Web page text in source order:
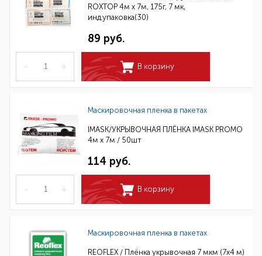
ROXTOP 4м х 7м, 175г, 7 мк,
инд.упаковка(30)
89 руб.
– + В корзину
Маскировочная пленка в пакетах
IMASK/УКРЫВОЧНАЯ ПЛЁНКА IMASK PROMO
4м x 7м / 50шт
114 руб.
– + В корзину
Маскировочная пленка в пакетах
REOFLEX / Плёнка укрывочная 7 мкм (7x4 м)